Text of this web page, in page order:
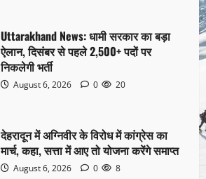
Uttarakhand News: धामी सरकार का बड़ा
ऐलान, दिसंबर से पहले 2,500+ पदों पर
निकलेगी भर्ती
August 6, 2026 0 20
देहरादून में अग्निवीर के विरोध में कांग्रेस का
मार्च, कहा, सत्ता में आए तो योजना करेंगे समाप्त
August 6, 2026 0 8